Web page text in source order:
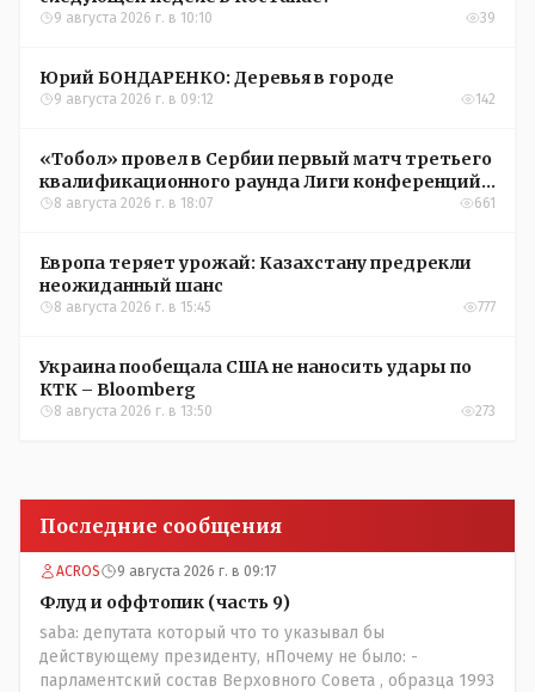
9 августа 2026 г. в 10:10 39
Юрий БОНДАРЕНКО: Деревья в городе
9 августа 2026 г. в 09:12 142
«Тобол» провел в Сербии первый матч третьего
квалификационного раунда Лиги конференций
УЕФА
8 августа 2026 г. в 18:07 661
Европа теряет урожай: Казахстану предрекли
неожиданный шанс
8 августа 2026 г. в 15:45 777
Украина пообещала США не наносить удары по
КТК – Bloomberg
8 августа 2026 г. в 13:50 273
Последние сообщения
ACROS 9 августа 2026 г. в 09:17
Флуд и оффтопик (часть 9)
saba: депутата который что то указывал бы
действующему президенту, нПочему не было: -
парламентский состав Верховного Совета , образца 1993